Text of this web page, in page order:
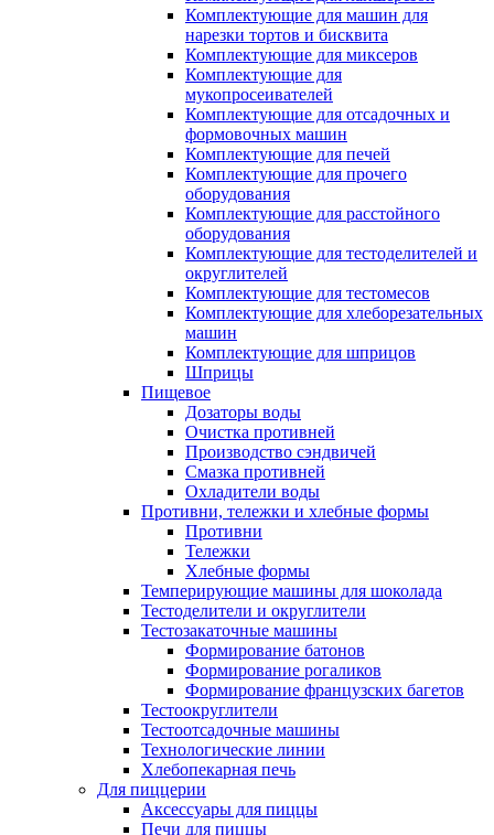
Комплектующие для машин для
нарезки тортов и бисквита
Комплектующие для миксеров
Комплектующие для
мукопросеивателей
Комплектующие для отсадочных и
формовочных машин
Комплектующие для печей
Комплектующие для прочего
оборудования
Комплектующие для расстойного
оборудования
Комплектующие для тестоделителей и
округлителей
Комплектующие для тестомесов
Комплектующие для хлеборезательных
машин
Комплектующие для шприцов
Шприцы
Пищевое
Дозаторы воды
Очистка противней
Производство сэндвичей
Смазка противней
Охладители воды
Противни, тележки и хлебные формы
Противни
Тележки
Хлебные формы
Темперирующие машины для шоколада
Тестоделители и округлители
Тестозакаточные машины
Формирование батонов
Формирование рогаликов
Формирование французских багетов
Тестоокруглители
Тестоотсадочные машины
Технологические линии
Хлебопекарная печь
Для пиццерии
Аксессуары для пиццы
Печи для пиццы